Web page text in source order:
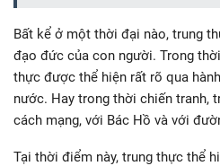
Bất kể ở một thời đại nào, trung
đạo đức của con người. Trong
thực được thể hiện rất rõ qua
nước. Hay trong thời chiến tranh,
cách mạng, với Bác Hồ và với
Tại thời điểm này, trung thực thể